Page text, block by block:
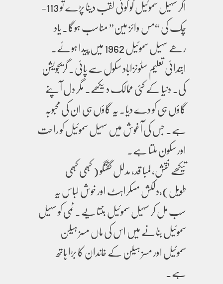
اگر سہیل سموئیل کو کوئی لقب دینا پڑے تو 113-
چک کی “مس وائز مین” مناسب ہوگا۔ یاد
رھے سہیل سموئیل 1962 میں پیدا ہوئے۔
ابتدائی تعلیم سٹونزاباد سکول سے پائی۔ گریجویشن
کی۔ دنیا کے کئی ممالک دیکھے۔ مگر دل آپنے
گاؤں ہی کو دے دیا۔ یہ گاؤں ہی ان کی محبوبہ
ہے۔ جس کی آغوش میں سہیل سموئیل کو راحت
اور سکون ملتا ہے۔
تیکھے نقش، لمبا قد، مدلل گفتگو ( کبھی کبھی
طویل)،دلکش مسکراہٹ اور خوش لباس یہ
سب مل کر سہیل سموئیل بنتا یے۔ ٹمی کو سہیل
سموئیل بنانے میں اس کی ماں مسز ہیلن
سموئیل اور مسز ہیلن کے خاندان کا بڑا ہاتھ
ہے۔